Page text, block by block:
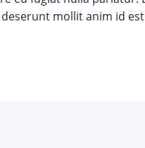
mollit anim id